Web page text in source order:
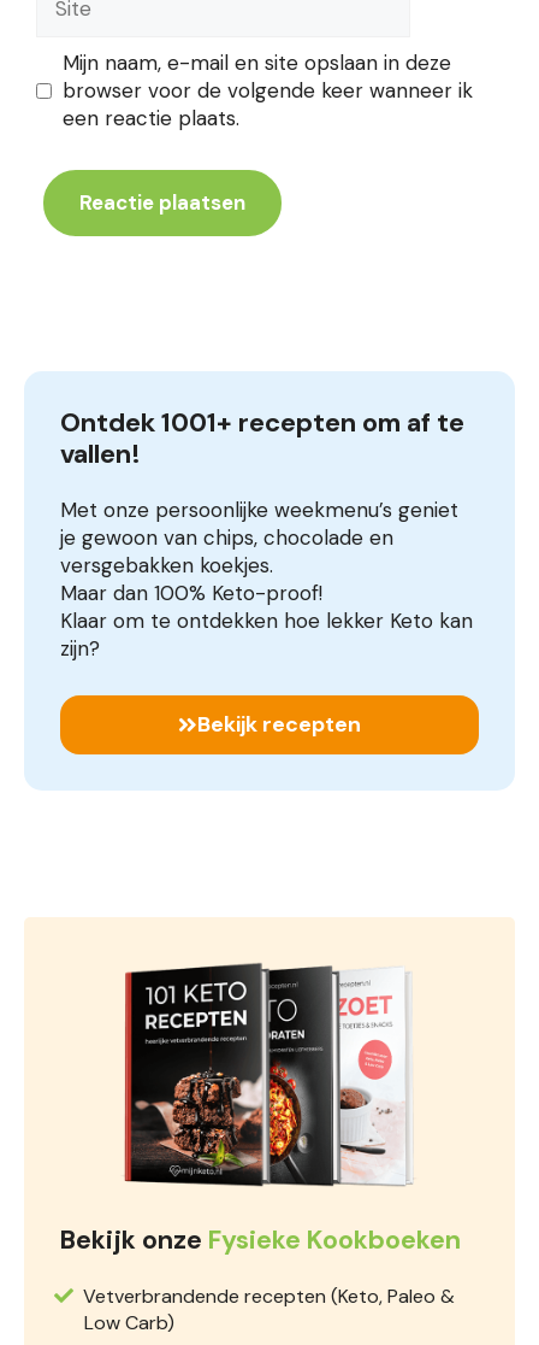
Mijn naam, e-mail en site opslaan in deze
browser voor de volgende keer wanneer ik
een reactie plaats.
Ontdek 1001+ recepten om af te
vallen!
Met onze persoonlijke weekmenu’s geniet
je gewoon van chips, chocolade en
versgebakken koekjes.
Maar dan 100% Keto-proof!
Klaar om te ontdekken hoe lekker Keto kan
zijn?
Bekijk recepten
Bekijk onze Fysieke Kookboeken
Vetverbrandende recepten (Keto, Paleo &
Low Carb)